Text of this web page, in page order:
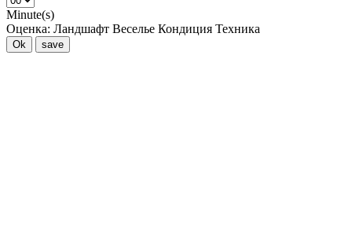
Minute(s)
Оценка: Ландшафт Веселье Кондиция Техника
Ok save